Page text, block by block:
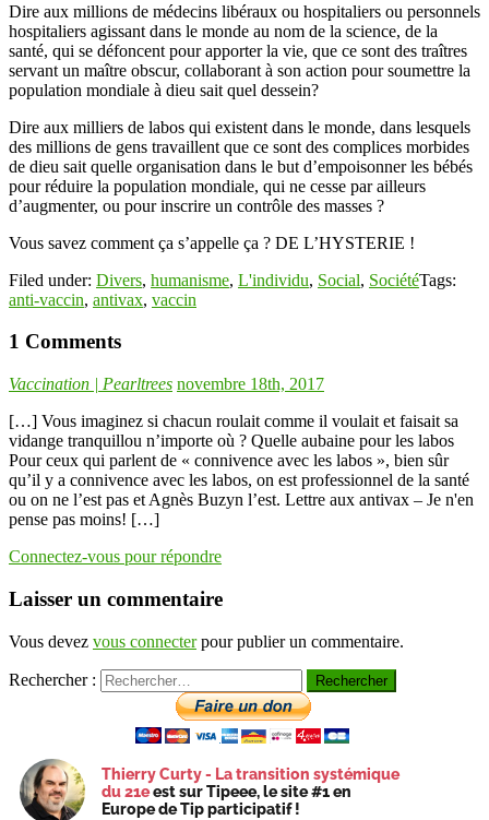
Dire aux millions de médecins libéraux ou hospitaliers ou personnels
hospitaliers agissant dans le monde au nom de la science, de la
santé, qui se défoncent pour apporter la vie, que ce sont des traîtres
servant un maître obscur, collaborant à son action pour soumettre la
population mondiale à dieu sait quel dessein?
Dire aux milliers de labos qui existent dans le monde, dans lesquels
des millions de gens travaillent que ce sont des complices morbides
de dieu sait quelle organisation dans le but d’empoisonner les bébés
pour réduire la population mondiale, qui ne cesse par ailleurs
d’augmenter, ou pour inscrire un contrôle des masses ?
Vous savez comment ça s’appelle ça ? DE L’HYSTERIE !
Filed under: Divers, humanisme, L'individu, Social, SociétéTags:
anti-vaccin, antivax, vaccin
1 Comments
Vaccination | Pearltrees novembre 18th, 2017
[…] Vous imaginez si chacun roulait comme il voulait et faisait sa
vidange tranquillou n’importe où ? Quelle aubaine pour les labos
Pour ceux qui parlent de « connivence avec les labos », bien sûr
qu’il y a connivence avec les labos, on est professionnel de la santé
ou on ne l’est pas et Agnès Buzyn l’est. Lettre aux antivax – Je n'en
pense pas moins! […]
Connectez-vous pour répondre
Laisser un commentaire
Vous devez vous connecterpour publier un commentaire.
Rechercher :
Thierry Curty - La transition systémique
du 21eest sur Tipeee, le site #1 en
Europe de Tip participatif !